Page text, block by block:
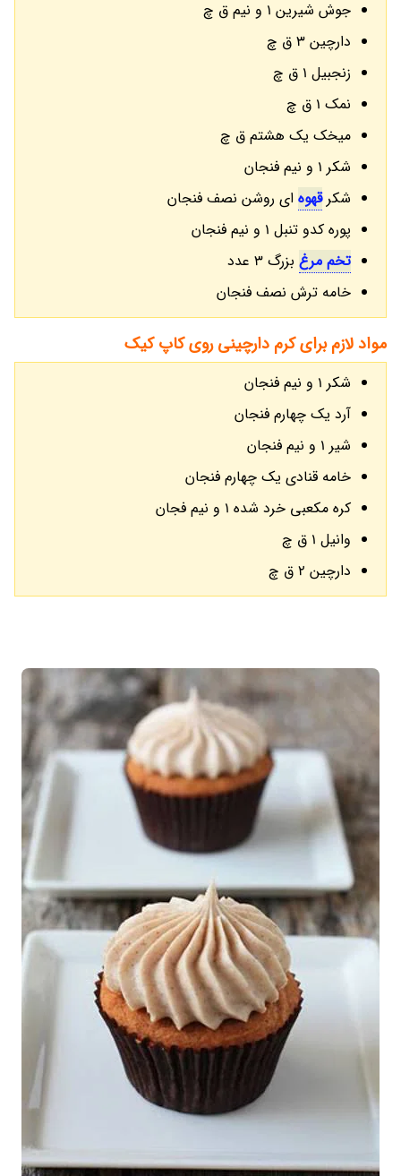
جوش شیرین 1 و نیم ق چ
دارچین 3 ق چ
زنجبیل 1 ق چ
نمک 1 ق چ
میخک یک هشتم ق چ
شکر 1 و نیم فنجان
شکرقهوه ای روشن نصف فنجان
پوره کدو تنبل 1 و نیم فنجان
تخم مرغ بزرگ 3 عدد
خامه ترش نصف فنجان
مواد لازم برای کرم دارچینی روی کاپ کیک
شکر 1 و نیم فنجان
آرد یک چهارم فنجان
شیر 1 و نیم فنجان
خامه قنادی یک چهارم فنجان
کره مکعبی خرد شده 1 و نیم فجان
وانیل 1 ق چ
دارچین 2 ق چ